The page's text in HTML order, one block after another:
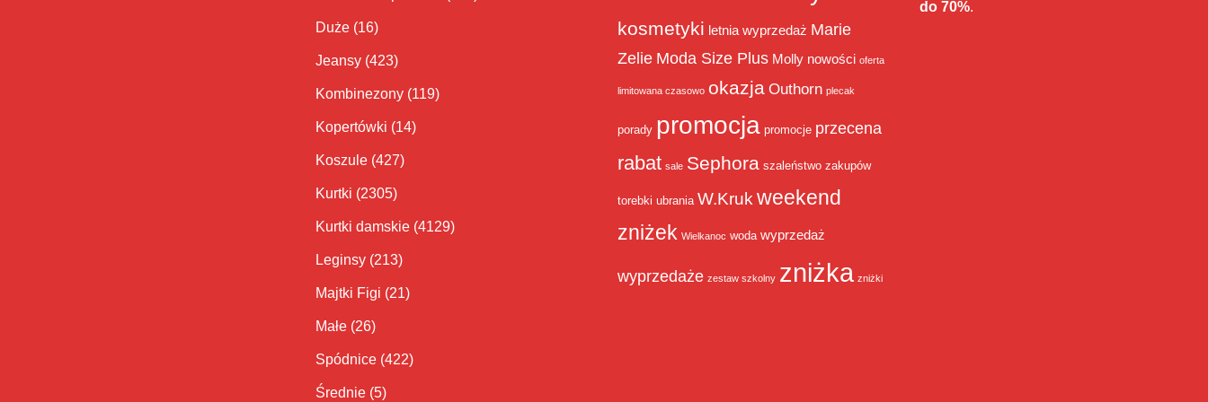
Duże (16)
Jeansy (423)
Kombinezony (119)
Kopertówki (14)
Koszule (427)
Kurtki (2305)
Kurtki damskie (4129)
Leginsy (213)
Majtki Figi (21)
Małe (26)
Spódnice (422)
Średnie (5)
kosmetyki letnia wyprzedaż Marie
Zelie Moda Size Plus Molly nowości oferta
limitowana czasowo okazja Outhorn plecak
porady promocja promocje przecena
rabat sale Sephora szaleństwo zakupów
torebki ubrania W.Kruk weekend
zniżek Wielkanoc woda wyprzedaż
wyprzedaże zestaw szkolny zniżka zniżki
do 70%.